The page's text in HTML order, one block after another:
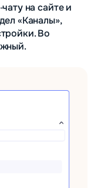
на сайте и
«Каналы»,
Во